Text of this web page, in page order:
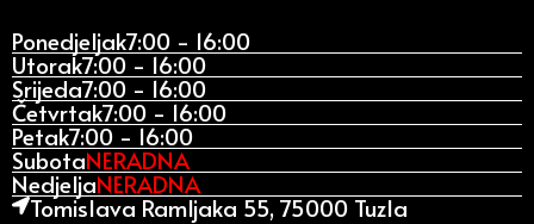
Ponedjeljak7:00 - 16:00
Utorak7:00 - 16:00
Srijeda7:00 - 16:00
Četvrtak7:00 - 16:00
Petak7:00 - 16:00
SubotaNERADNA
NedjeljaNERADNA
Tomislava Ramljaka 55, 75000 Tuzla